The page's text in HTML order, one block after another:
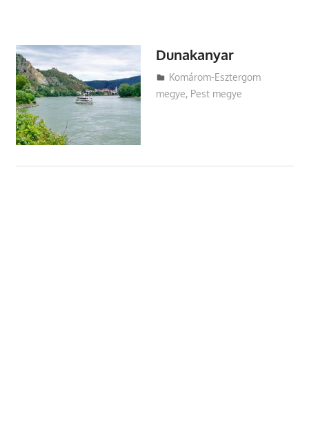
Dunakanyar
Utazasok.org
Komárom-Esztergom
megye, Pest megye